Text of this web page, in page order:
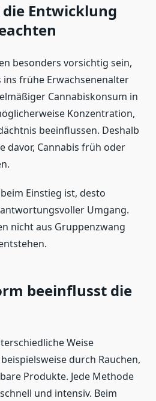
Entwicklung
besonders vorsichtig sein,
ins frühe Erwachsenenalter
Cannabiskonsum in
Konzentration,
beeinflussen. Deshalb
davor, Cannabis früh oder
Einstieg ist, desto
Umgang.
nicht aus Gruppenzwang
beeinflusst die
Weise
durch Rauchen,
Produkte. Jede Methode
und intensiv. Beim